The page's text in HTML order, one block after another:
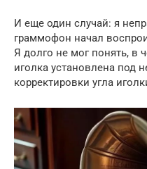
И еще один случай: я
граммофон начал
Я долго не мог понять, в
иголка установлена под
корректировки угла